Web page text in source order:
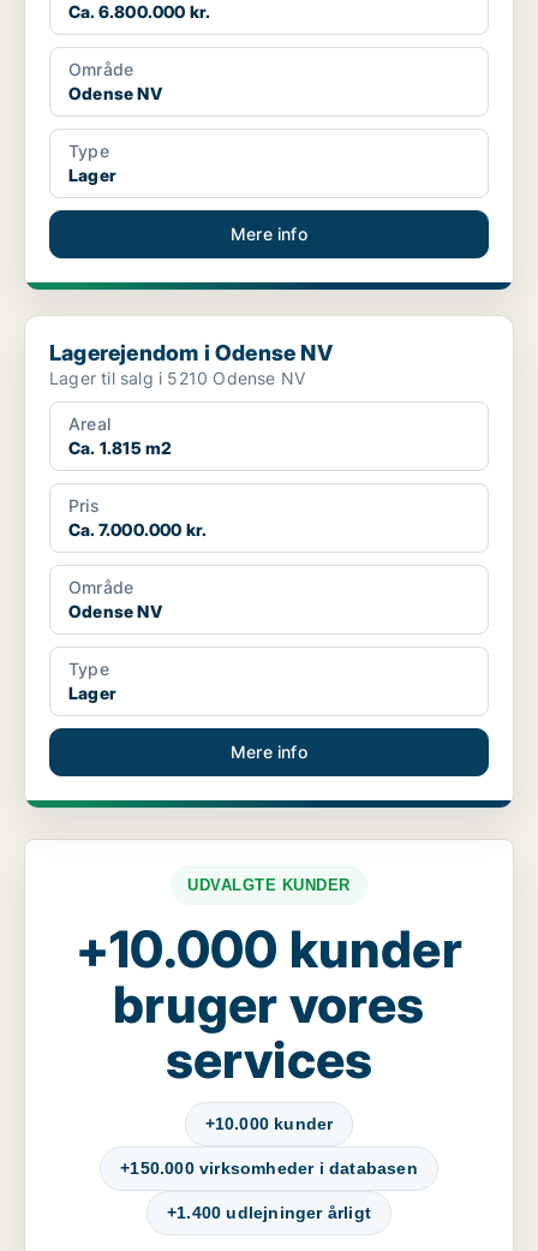
Ca. 6.800.000 kr.
Område
Odense NV
Type
Lager
Mere info
Lagerejendom i Odense NV
Lagerejendom i Odense NV
Lager til salg i 5210 Odense NV
Areal
Ca. 1.815 m2
Pris
Ca. 7.000.000 kr.
Område
Odense NV
Type
Lager
Mere info
UDVALGTE KUNDER
+10.000 kunder
bruger vores
services
+10.000 kunder
+150.000 virksomheder i databasen
+1.400 udlejninger årligt